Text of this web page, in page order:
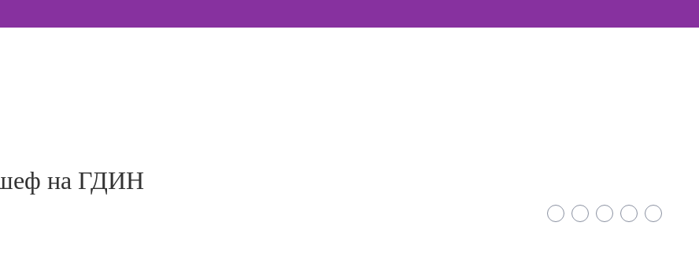
на ГДИН